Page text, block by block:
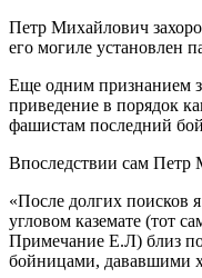
Петр Михайлович
его могиле установлен
Еще одним признанием
приведение в порядок
фашистам последний
Впоследствии сам Петр
«После долгих поисков
угловом каземате (тот
Примечание Е.Л) близ
бойницами, дававшими